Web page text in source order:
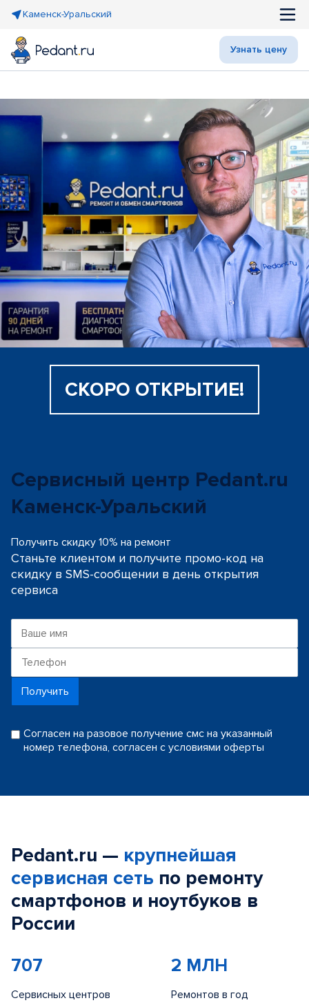
Каменск-Уральский
Узнать цену
СКОРО ОТКРЫТИЕ!
Сервисный центр Pedant.ru
Каменск-Уральский
Получить скидку 10% на ремонт
Станьте клиентом и получите промо-код на
скидку в SMS-сообщении в день открытия
сервиса
Получить
Согласен на разовое получение смс на указанный
номер телефона, согласен с условиями оферты
Pedant.ru — крупнейшая
сервисная сеть по ремонту
смартфонов и ноутбуков в
России
707
Сервисных центров
2 МЛН
Ремонтов в год